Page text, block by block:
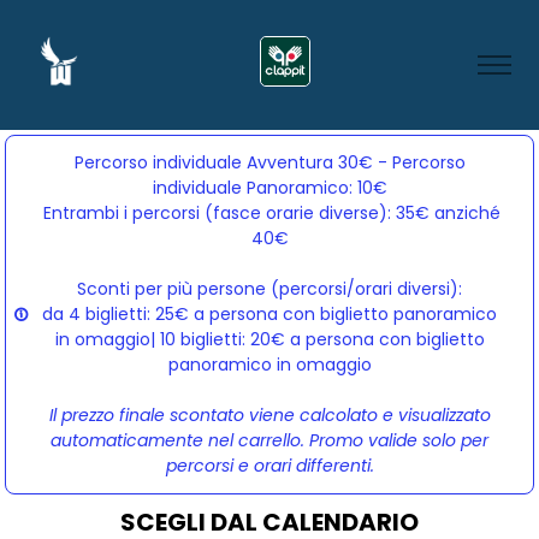
Percorso individuale Avventura 30€ - Percorso
individuale Panoramico: 10€
Entrambi i percorsi (fasce orarie diverse): 35€ anziché
40€
Sconti per più persone (percorsi/orari diversi):
da 4 biglietti: 25€ a persona con biglietto panoramico
in omaggio| 10 biglietti: 20€ a persona con biglietto
panoramico in omaggio
Il prezzo finale scontato viene calcolato e visualizzato
automaticamente nel carrello. Promo valide solo per
percorsi e orari differenti.
SCEGLI DAL CALENDARIO